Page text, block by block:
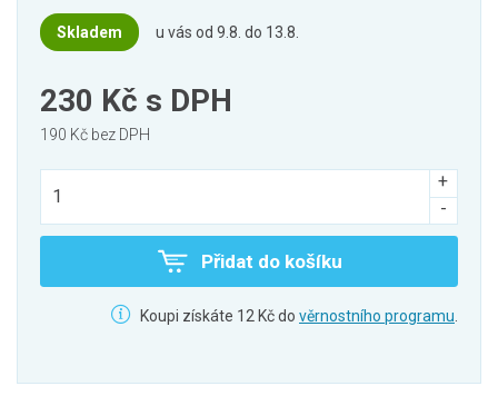
Skladem u vás od 9.8. do 13.8.
230 Kč s DPH
190 Kč bez DPH
Přidat do košíku
Koupi získáte 12 Kč do věrnostního programu.